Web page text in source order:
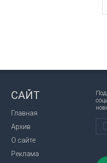
САЙТ
Главная
Архив
О сайте
Реклама